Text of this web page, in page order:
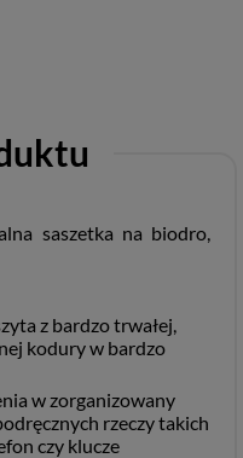
saszetka na biodro,
z bardzo trwałej,
kodury w bardzo
w zorganizowany
rzeczy takich
czy klucze